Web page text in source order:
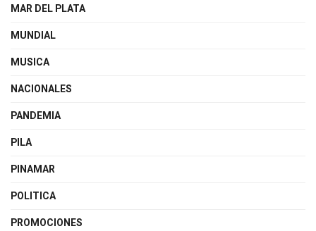
MAR DEL PLATA
MUNDIAL
MUSICA
NACIONALES
PANDEMIA
PILA
PINAMAR
POLITICA
PROMOCIONES